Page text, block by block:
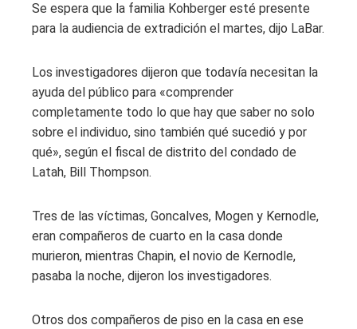
Se espera que la familia Kohberger esté presente
para la audiencia de extradición el martes, dijo LaBar.
Los investigadores dijeron que todavía necesitan la
ayuda del público para «comprender
completamente todo lo que hay que saber no solo
sobre el individuo, sino también qué sucedió y por
qué», según el fiscal de distrito del condado de
Latah, Bill Thompson.
Tres de las víctimas, Goncalves, Mogen y Kernodle,
eran compañeros de cuarto en la casa donde
murieron, mientras Chapin, el novio de Kernodle,
pasaba la noche, dijeron los investigadores.
Otros dos compañeros de piso en la casa en ese